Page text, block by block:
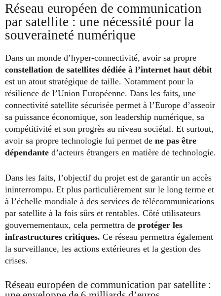
Réseau européen de communication
par satellite : une nécessité pour la
souveraineté numérique
Dans un monde d’hyper-connectivité, avoir sa propre
constellation de satellites dédiée à l’internet haut débit
est un atout stratégique de taille. Notamment pour la
résilience de l’Union Européenne. Dans les faits, une
connectivité satellite sécurisée permet à l’Europe d’asseoir
sa puissance économique, son leadership numérique, sa
compétitivité et son progrès au niveau sociétal. Et surtout,
avoir sa propre technologie lui permet de ne pas être
dépendante d’acteurs étrangers en matière de technologie.
Dans les faits, l’objectif du projet est de garantir un accès
ininterrompu. Et plus particulièrement sur le long terme et
à l’échelle mondiale à des services de télécommunications
par satellite à la fois sûrs et rentables. Côté utilisateurs
gouvernementaux, cela permettra de protéger les
infrastructures critiques. Ce réseau permettra également
la surveillance, les actions extérieures et la gestion des
crises.
Réseau européen de communication par satellite :